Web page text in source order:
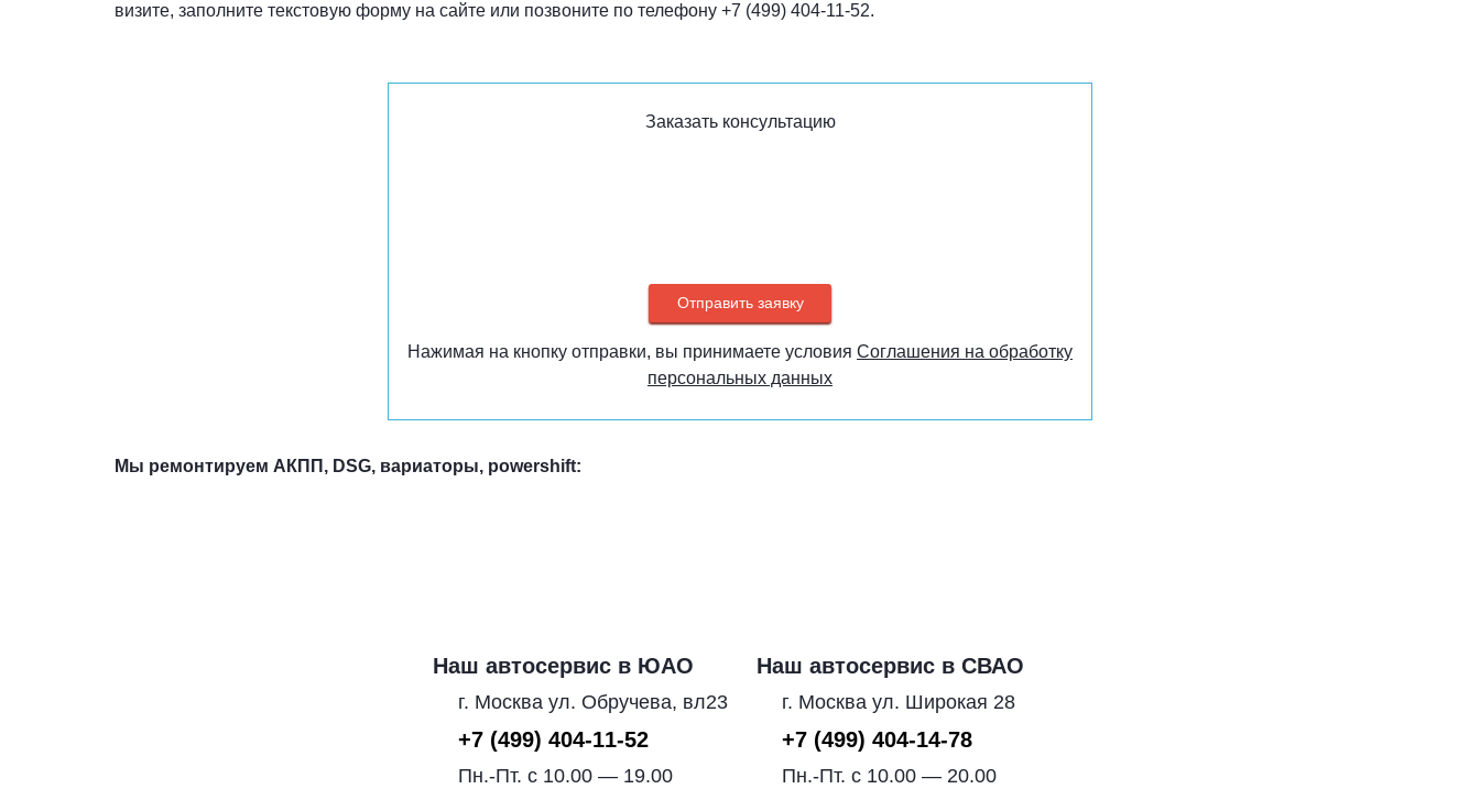
визите, заполните текстовую форму на сайте или позвоните по телефону +7 (499) 404-11-52.
Заказать консультацию
Нажимая на кнопку отправки, вы принимаете условия Соглашения на обработку
персональных данных
Мы ремонтируем АКПП, DSG, вариаторы, powershift:
Наш автосервис в ЮАО
г. Москва ул. Обручева, вл23
+7 (499) 404-11-52
Пн.-Пт. с 10.00 — 19.00
Наш автосервис в СВАО
г. Москва ул. Широкая 28
+7 (499) 404-14-78
Пн.-Пт. с 10.00 — 20.00